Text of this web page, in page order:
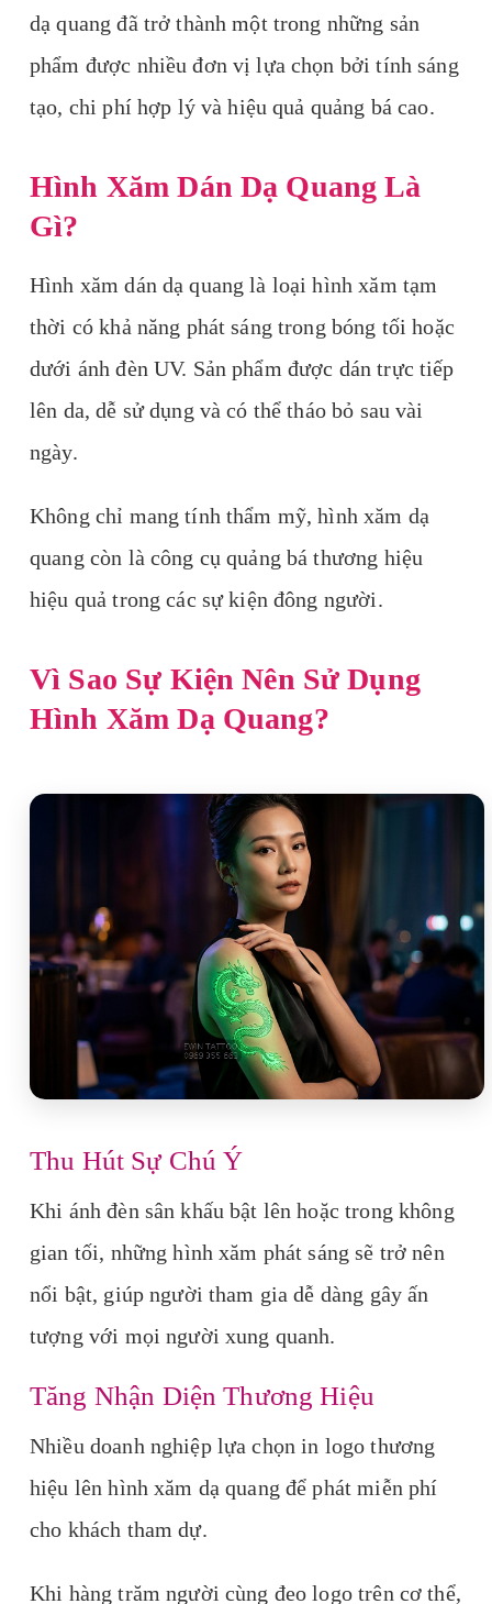
dạ quang đã trở thành một trong những sản
phẩm được nhiều đơn vị lựa chọn bởi tính sáng
tạo, chi phí hợp lý và hiệu quả quảng bá cao.
Hình Xăm Dán Dạ Quang Là
Gì?
Hình xăm dán dạ quang là loại hình xăm tạm
thời có khả năng phát sáng trong bóng tối hoặc
dưới ánh đèn UV. Sản phẩm được dán trực tiếp
lên da, dễ sử dụng và có thể tháo bỏ sau vài
ngày.
Không chỉ mang tính thẩm mỹ, hình xăm dạ
quang còn là công cụ quảng bá thương hiệu
hiệu quả trong các sự kiện đông người.
Vì Sao Sự Kiện Nên Sử Dụng
Hình Xăm Dạ Quang?
Thu Hút Sự Chú Ý
Khi ánh đèn sân khấu bật lên hoặc trong không
gian tối, những hình xăm phát sáng sẽ trở nên
nổi bật, giúp người tham gia dễ dàng gây ấn
tượng với mọi người xung quanh.
Tăng Nhận Diện Thương Hiệu
Nhiều doanh nghiệp lựa chọn in logo thương
hiệu lên hình xăm dạ quang để phát miễn phí
cho khách tham dự.
Khi hàng trăm người cùng đeo logo trên cơ thể,